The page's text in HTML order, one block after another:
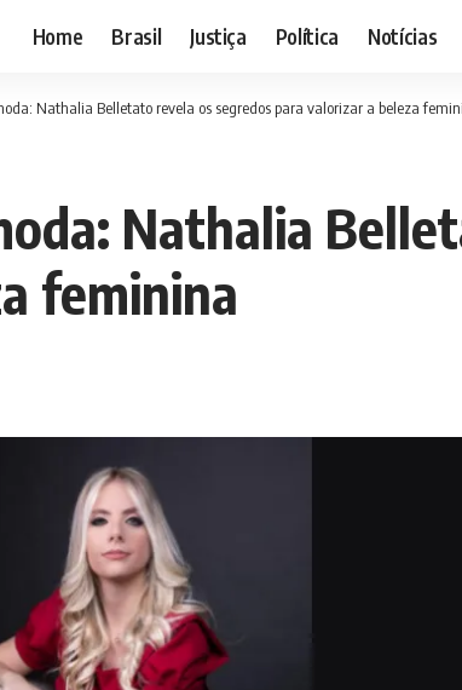
Home Brasil Justiça Política Notícias
Nathalia Belletato revela os segredos para valorizar a beleza
Nathalia
feminina